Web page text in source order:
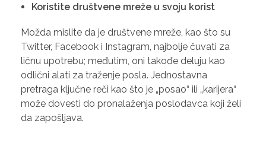
Koristite društvene mreže u svoju korist
Možda mislite da je društvene mreže, kao što su
Twitter, Facebook i Instagram, najbolje čuvati za
ličnu upotrebu; međutim, oni takođe deluju kao
odlični alati za traženje posla. Jednostavna
pretraga ključne reči kao što je „posao“ ili „karijera“
može dovesti do pronalaženja poslodavca koji želi
da zapošljava.